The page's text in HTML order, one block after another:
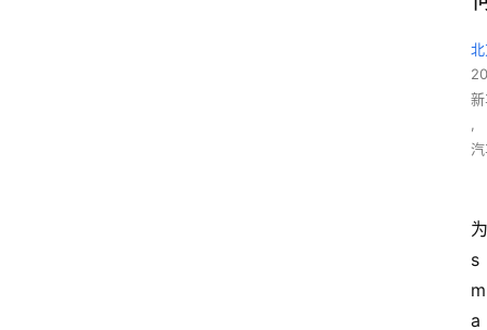
,
为
s
m
a